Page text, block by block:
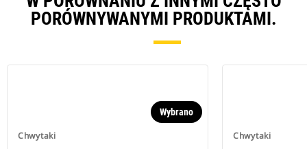
PORÓWNYWANYMI PRODUKTAMI.
Chwytaki
Wybrano
Chwytaki